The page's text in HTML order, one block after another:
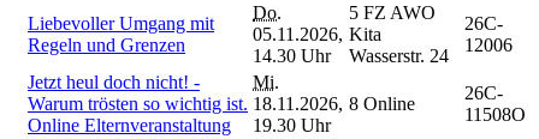
Liebevoller Umgang mit
Regeln und Grenzen
Do.
05.11.2026,
14.30 Uhr
5 FZ AWO
Kita
Wasserstr. 24
26C-
12006
Jetzt heul doch nicht! -
Warum trösten so wichtig ist.
Online Elternveranstaltung
Mi.
18.11.2026,
19.30 Uhr
8 Online
26C-
11508O